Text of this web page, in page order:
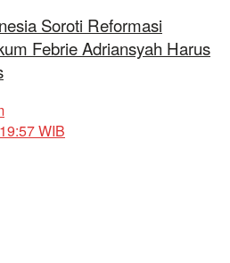
Soroti Reformasi
Febrie Adriansyah Harus
WIB